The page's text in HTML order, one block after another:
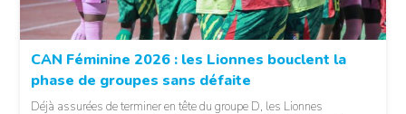
CAN Féminine 2026 : les Lionnes bouclent la
phase de groupes sans défaite
Déjà assurées de terminer en tête du groupe D, les Lionnes